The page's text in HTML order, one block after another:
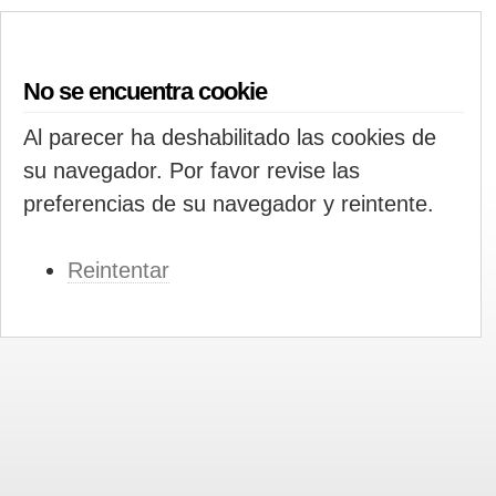
No se encuentra cookie
Al parecer ha deshabilitado las cookies de
su navegador. Por favor revise las
preferencias de su navegador y reintente.
Reintentar